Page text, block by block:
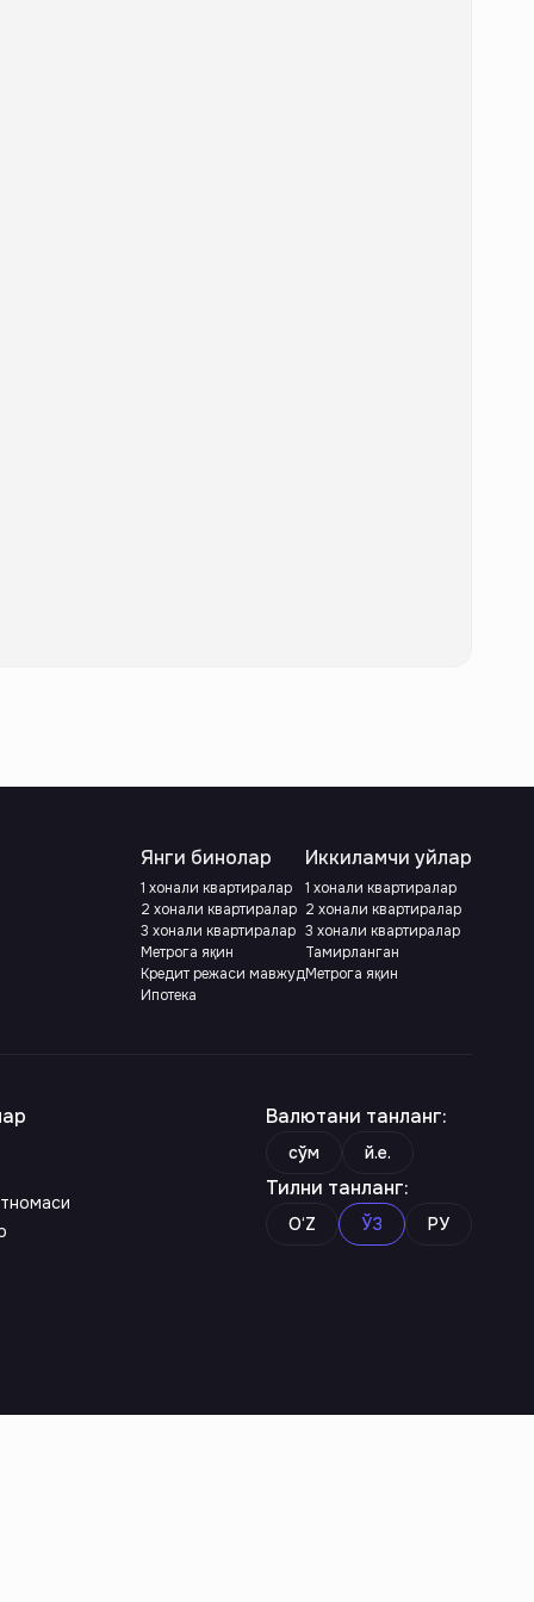
Янги бинолар
1 хонали квартиралар
2 хонали квартиралар
3 хонали квартиралар
Метрога яқин
Кредит режаси мавжуд
Ипотека
Иккиламчи уйлар
1 хонали квартиралар
2 хонали квартиралар
3 хонали квартиралар
Тамирланган
Метрога яқин
Валютани танланг:
сўм й.е.
Тилни танланг:
O‘Z ЎЗ РУ